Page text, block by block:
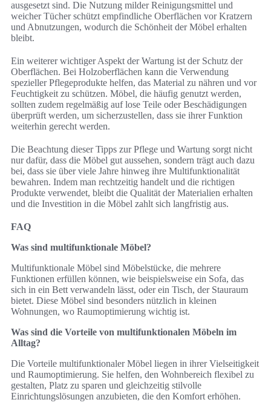
ausgesetzt sind. Die Nutzung milder Reinigungsmittel und
weicher Tücher schützt empfindliche Oberflächen vor Kratzern
und Abnutzungen, wodurch die Schönheit der Möbel erhalten
bleibt.
Ein weiterer wichtiger Aspekt der Wartung ist der Schutz der
Oberflächen. Bei Holzoberflächen kann die Verwendung
spezieller Pflegeprodukte helfen, das Material zu nähren und vor
Feuchtigkeit zu schützen. Möbel, die häufig genutzt werden,
sollten zudem regelmäßig auf lose Teile oder Beschädigungen
überprüft werden, um sicherzustellen, dass sie ihrer Funktion
weiterhin gerecht werden.
Die Beachtung dieser Tipps zur Pflege und Wartung sorgt nicht
nur dafür, dass die Möbel gut aussehen, sondern trägt auch dazu
bei, dass sie über viele Jahre hinweg ihre Multifunktionalität
bewahren. Indem man rechtzeitig handelt und die richtigen
Produkte verwendet, bleibt die Qualität der Materialien erhalten
und die Investition in die Möbel zahlt sich langfristig aus.
FAQ
Was sind multifunktionale Möbel?
Multifunktionale Möbel sind Möbelstücke, die mehrere
Funktionen erfüllen können, wie beispielsweise ein Sofa, das
sich in ein Bett verwandeln lässt, oder ein Tisch, der Stauraum
bietet. Diese Möbel sind besonders nützlich in kleinen
Wohnungen, wo Raumoptimierung wichtig ist.
Was sind die Vorteile von multifunktionalen Möbeln im
Alltag?
Die Vorteile multifunktionaler Möbel liegen in ihrer Vielseitigkeit
und Raumoptimierung. Sie helfen, den Wohnbereich flexibel zu
gestalten, Platz zu sparen und gleichzeitig stilvolle
Einrichtungslösungen anzubieten, die den Komfort erhöhen.